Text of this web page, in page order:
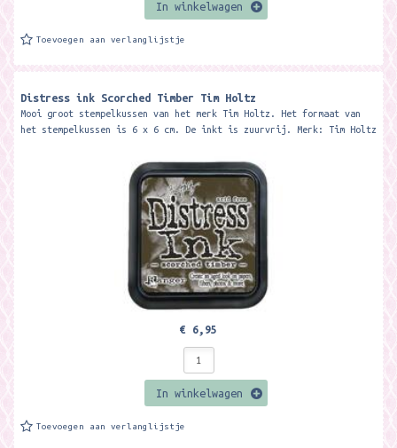
In winkelwagen
Toevoegen aan verlanglijstje
Distress ink Scorched Timber Tim Holtz
Mooi groot stempelkussen van het merk Tim Holtz. Het formaat van
het stempelkussen is 6 x 6 cm. De inkt is zuurvrij. Merk: Tim Holtz
€ 6,95
In winkelwagen
Toevoegen aan verlanglijstje